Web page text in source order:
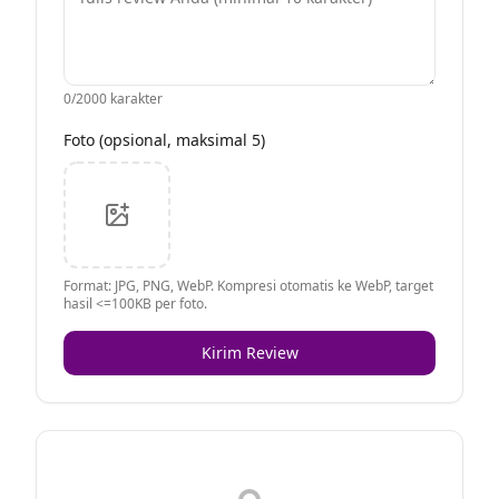
0/2000 karakter
Foto (opsional, maksimal 5)
Format: JPG, PNG, WebP. Kompresi otomatis ke WebP, target
hasil <=100KB per foto.
Kirim Review